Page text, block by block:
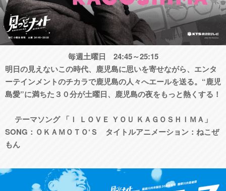
毎週土曜日 24:45～25:15
明日の見えないこの時代、鹿児島に思いを寄せながら、エンタ
ーテインメントのチカラで鹿児島の人々へエールを送る。“鹿児
島愛”に満ちた３０分が土曜日、鹿児島の夜をもっと熱くする！
テーマソング 「Ｉ ＬＯＶＥ ＹＯＵ ＫＡＧＯＳＨＩＭＡ」
SONG：ＯＫＡＭＯＴＯ‘Ｓ タイトルアニメーション：ねこぜ
もん